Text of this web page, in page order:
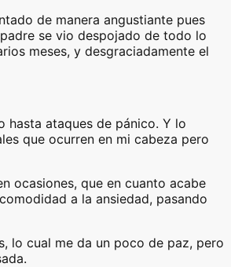
de manera angustiante pues
se vio despojado de todo lo
meses, y desgraciadamente el
hasta ataques de pánico. Y lo
que ocurren en mi cabeza pero
ocasiones, que en cuanto acabe
a la ansiedad, pasando
lo cual me da un poco de paz, pero